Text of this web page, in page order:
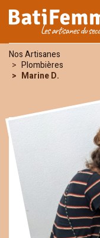
Nos Artisanes
Plombières
Marine D.